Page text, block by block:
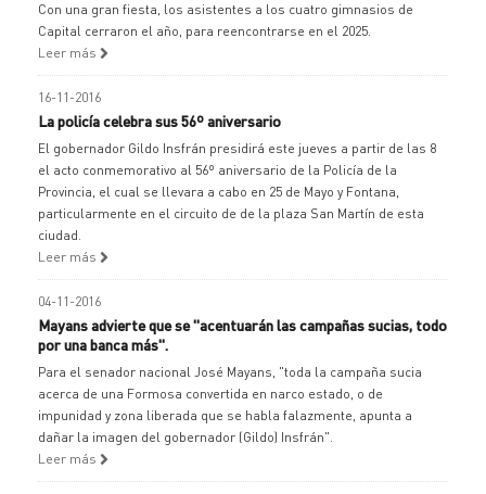
Con una gran fiesta, los asistentes a los cuatro gimnasios de
Capital cerraron el año, para reencontrarse en el 2025.
Leer más
16-11-2016
La policía celebra sus 56º aniversario
El gobernador Gildo Insfrán presidirá este jueves a partir de las 8
el acto conmemorativo al 56º aniversario de la Policía de la
Provincia, el cual se llevara a cabo en 25 de Mayo y Fontana,
particularmente en el circuito de de la plaza San Martín de esta
ciudad.
Leer más
04-11-2016
Mayans advierte que se "acentuarán las campañas sucias, todo
por una banca más".
Para el senador nacional José Mayans, "toda la campaña sucia
acerca de una Formosa convertida en narco estado, o de
impunidad y zona liberada que se habla falazmente, apunta a
dañar la imagen del gobernador (Gildo) Insfrán".
Leer más